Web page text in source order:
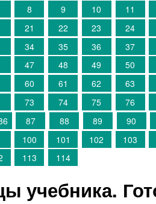
8 9 10 11
21 22 23 24
34 35 36 37
47 48 49 50
60 61 62 63
73 74 75 76
87 88 89 90
100 101 102 103
113 114
учебника.